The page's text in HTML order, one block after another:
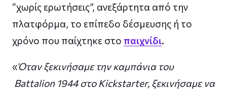
“χωρίς ερωτήσεις”, ανεξάρτητα από την
πλατφόρμα, το επίπεδο δέσμευσης ή το
χρόνο που παίχτηκε στο παιχνίδι.
«Όταν ξεκινήσαμε την καμπάνια του
Battalion 1944 στο Kickstarter, ξεκινήσαμε να